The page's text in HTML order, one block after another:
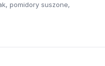
pomidory suszone,